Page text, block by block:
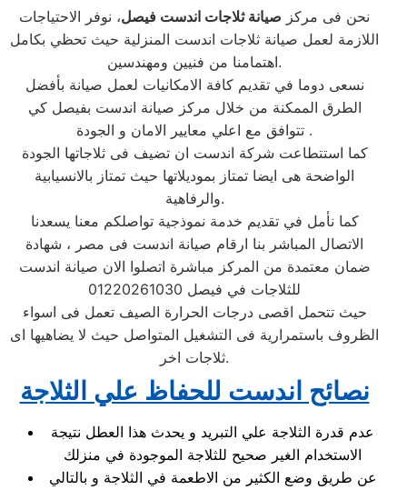
نحن فى مركز صيانة ثلاجات اندست فيصل، نوفر الاحتياجات
اللازمة لعمل صيانة ثلاجات اندست المنزلية حيث تحظي بكامل
اهتمامنا من فنيين ومهندسين.
نسعى دوما في تقديم كافة الامكانيات لعمل صيانة بأفضل
الطرق الممكنة من خلال مركز صيانة اندست بفيصل كي
تتوافق مع اعلي معايير الامان و الجودة .
كما استتطاعت شركة اندست ان تضيف فى ثلاجاتها الجودة
الواضحة هى ايضا تمتاز بموديلاتها حيث تمتاز بالانسيابية
والرفاهية.
كما نأمل في تقديم خدمة نموذجية تواصلكم معنا يسعدنا
الاتصال المباشر بنا ارقام صيانة اندست فى مصر ، شهادة
ضمان معتمدة من المركز مباشرة اتصلوا الان صيانة اندست
للثلاجات في فيصل 01220261030
حيث تتحمل اقصى درجات الحرارة الصيف تعمل فى اسواء
الظروف باستمرارية فى التشغيل المتواصل حيث لا يضاهيها اى
ثلاجات اخر.
نصائح اندست للحفاظ علي الثلاجة
عدم قدرة الثلاجة علي التبريد و يحدث هذا العطل نتيجة
الاستخدام الغير صحيح للثلاجة الموجودة في منزلك
عن طريق وضع الكثير من الاطعمة في الثلاجة و بالتالي